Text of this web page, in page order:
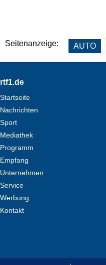
Seitenanzeige: AUTO
Footer
rtf1.de
Startseite
Nachrichten
Sport
Mediathek
Programm
Empfang
Unternehmen
Service
Werbung
Kontakt